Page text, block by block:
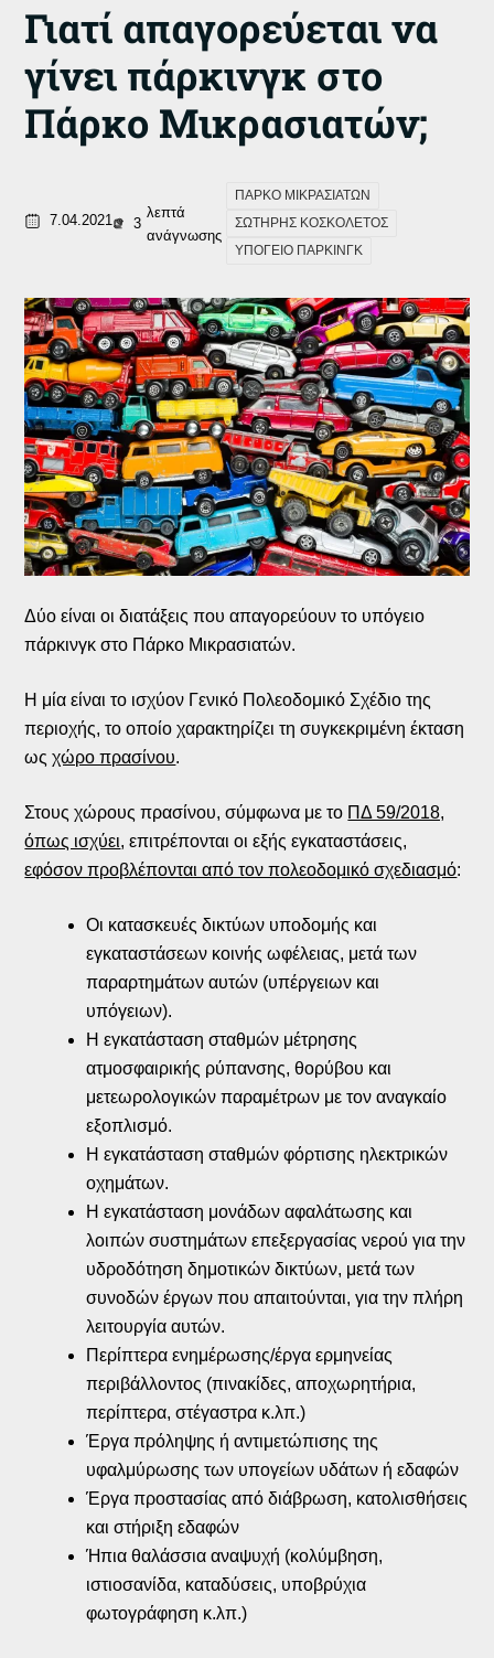
Γιατί απαγορεύεται να
γίνει πάρκινγκ στο
Πάρκο Μικρασιατών;
7.04.2021 3
λεπτά
ανάγνωσης
ΠΑΡΚΟ ΜΙΚΡΑΣΙΑΤΩΝ
ΣΩΤΗΡΗΣ ΚΟΣΚΟΛΕΤΟΣ
ΥΠΟΓΕΙΟ ΠΑΡΚΙΝΓΚ
Δύο είναι οι διατάξεις που απαγορεύουν το υπόγειο
πάρκινγκ στο Πάρκο Μικρασιατών.
Η μία είναι το ισχύον Γενικό Πολεοδομικό Σχέδιο της
περιοχής, το οποίο χαρακτηρίζει τη συγκεκριμένη έκταση
ωςχώρο πρασίνου.
Στους χώρους πρασίνου, σύμφωνα με το ΠΔ 59/2018,
όπως ισχύει, επιτρέπονται οι εξής εγκαταστάσεις,
εφόσον προβλέπονται από τον πολεοδομικό σχεδιασμό:
Οι κατασκευές δικτύων υποδομής και
εγκαταστάσεων κοινής ωφέλειας, μετά των
παραρτημάτων αυτών (υπέργειων και
υπόγειων).
Η εγκατάσταση σταθμών μέτρησης
ατμοσφαιρικής ρύπανσης, θορύβου και
μετεωρολογικών παραμέτρων με τον αναγκαίο
εξοπλισμό.
Η εγκατάσταση σταθμών φόρτισης ηλεκτρικών
οχημάτων.
Η εγκατάσταση μονάδων αφαλάτωσης και
λοιπών συστημάτων επεξεργασίας νερού για την
υδροδότηση δημοτικών δικτύων, μετά των
συνοδών έργων που απαιτούνται, για την πλήρη
λειτουργία αυτών.
Περίπτερα ενημέρωσης/έργα ερμηνείας
περιβάλλοντος (πινακίδες, αποχωρητήρια,
περίπτερα, στέγαστρα κ.λπ.)
Έργα πρόληψης ή αντιμετώπισης της
υφαλμύρωσης των υπογείων υδάτων ή εδαφών
Έργα προστασίας από διάβρωση, κατολισθήσεις
και στήριξη εδαφών
Ήπια θαλάσσια αναψυχή (κολύμβηση,
ιστιοσανίδα, καταδύσεις, υποβρύχια
φωτογράφηση κ.λπ.)